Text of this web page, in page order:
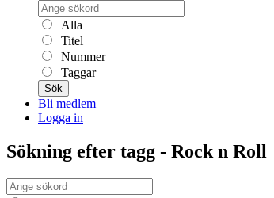
Alla
Titel
Nummer
Taggar
Sök
Bli medlem
Logga in
Sökning efter tagg - Rock n Roll